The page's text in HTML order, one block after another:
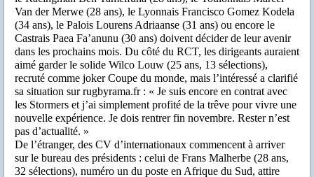
Van der Merwe (28 ans), le Lyonnais Francisco Gomez Kodela
(34 ans), le Palois Lourens Adriaanse (31 ans) ou encore le
Castrais Paea Fa’anunu (30 ans) doivent décider de leur avenir
dans les prochains mois. Du côté du RCT, les dirigeants auraient
aimé garder le solide Wilco Louw (25 ans, 13 sélections),
recruté comme joker Coupe du monde, mais l’intéressé a clarifié
sa situation sur rugbyrama.fr : « Je suis encore en contrat avec
les Stormers et j’ai simplement profité de la trêve pour vivre une
nouvelle expérience. Je dois rentrer fin novembre. Rester n’est
pas d’actualité. »
De l’étranger, des CV d’internationaux commencent à arriver
sur le bureau des présidents : celui de Frans Malherbe (28 ans,
32 sélections), numéro un du poste en Afrique du Sud, attire